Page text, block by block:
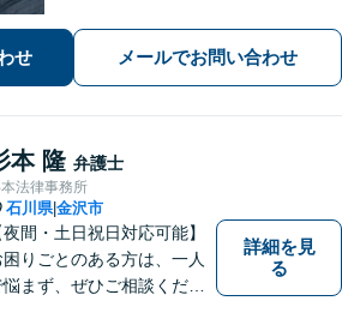
せ メールでお問い合わせ
本 隆 弁護士
法律事務所
石川県|金沢市
夜間・土日祝日対応可能】
困りごとのある方は、一人
悩まず、ぜひご相談くださ
詳細を見
る